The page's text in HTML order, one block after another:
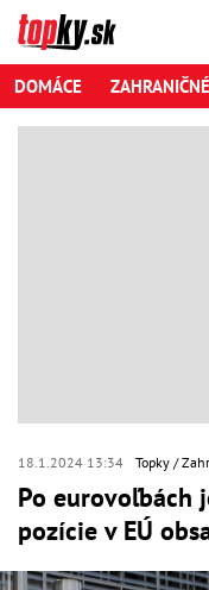
DOMÁCE ZAHRANIČNÉ
18.1.2024 13:34 Topky
Po eurovoľbách
pozície v EÚ